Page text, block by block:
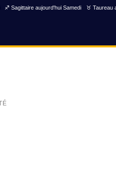
♐ Sagittaire aujourd'hui Samedi ♉ Taureau